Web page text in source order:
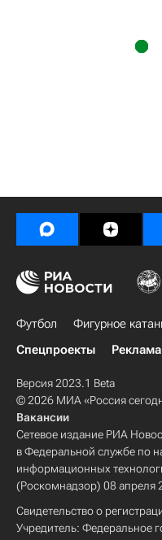
Футбол Фигурное
Спецпроекты
Реклама
Версия 2023.1 Beta
© 2026 МИА «Россия
Вакансии
Сетевое издание РИА
в Федеральной службе по
информационных
(Роскомнадзор) 08 апреля
Свидетельство о
Учредитель: Федеральное